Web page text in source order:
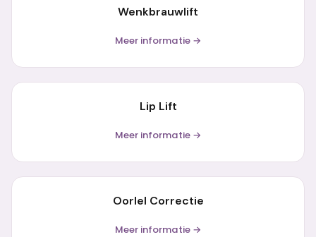
Wenkbrauwlift
Meer informatie →
Lip Lift
Meer informatie →
Oorlel Correctie
Meer informatie →